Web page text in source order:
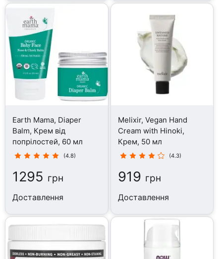
Earth Mama, Diaper
Balm, Крем від
попрілостей, 60 мл
(4.8)
1295 грн
Доставлення
Melixir, Vegan Hand
Cream with Hinoki,
Крем, 50 мл
(4.3)
919 грн
Доставлення